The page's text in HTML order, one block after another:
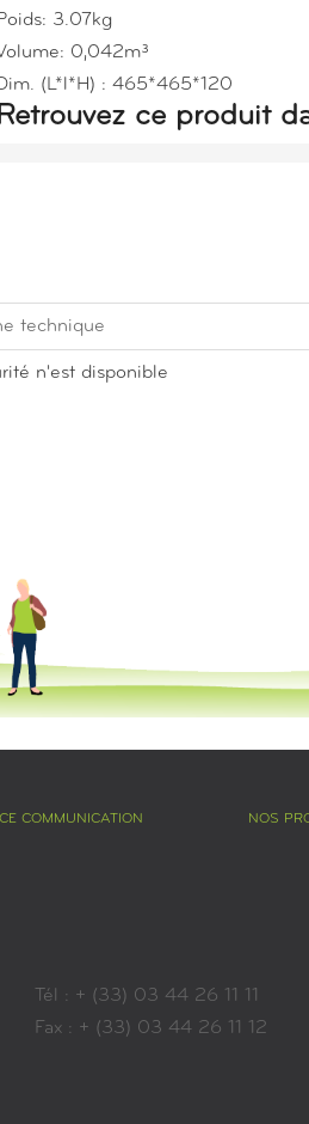
3.07kg
0,042m³
(L*l*H) : 465*465*120
ce produit
technique
n'est disponible
COMMUNICATION NOS
Tél : + (33) 03 44 26 11 11
Fax : + (33) 03 44 26 11 12